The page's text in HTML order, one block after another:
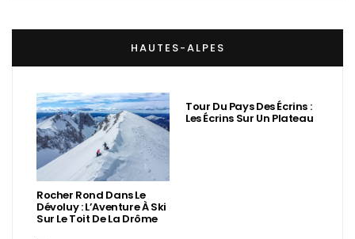
HAUTES-ALPES
Rocher Rond Dans Le
Dévoluy : L’Aventure À Ski
Sur Le Toit De La Drôme
Tour Du Pays Des Écrins :
Les Écrins Sur Un Plateau